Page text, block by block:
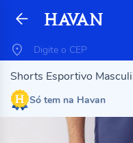
Shorts Esportivo
Só tem na Havan